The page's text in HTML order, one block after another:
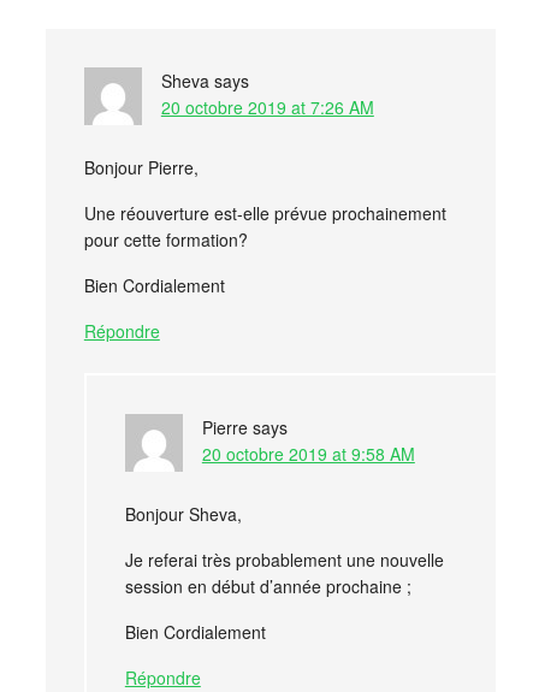
Sheva says
20 octobre 2019 at 7:26 AM
Bonjour Pierre,
Une réouverture est-elle prévue prochainement
pour cette formation?
Bien Cordialement
Répondre
Pierre says
20 octobre 2019 at 9:58 AM
Bonjour Sheva,
Je referai très probablement une nouvelle
session en début d’année prochaine ;
Bien Cordialement
Répondre